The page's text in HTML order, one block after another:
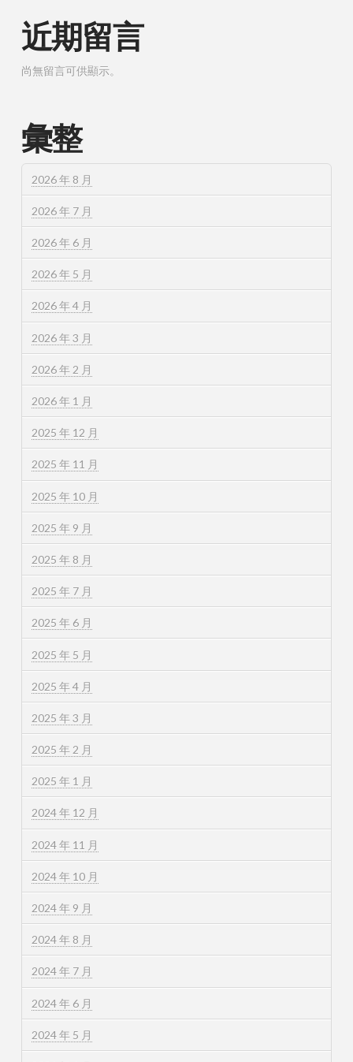
近期留言
尚無留言可供顯示。
彙整
2026 年 8 月
2026 年 7 月
2026 年 6 月
2026 年 5 月
2026 年 4 月
2026 年 3 月
2026 年 2 月
2026 年 1 月
2025 年 12 月
2025 年 11 月
2025 年 10 月
2025 年 9 月
2025 年 8 月
2025 年 7 月
2025 年 6 月
2025 年 5 月
2025 年 4 月
2025 年 3 月
2025 年 2 月
2025 年 1 月
2024 年 12 月
2024 年 11 月
2024 年 10 月
2024 年 9 月
2024 年 8 月
2024 年 7 月
2024 年 6 月
2024 年 5 月